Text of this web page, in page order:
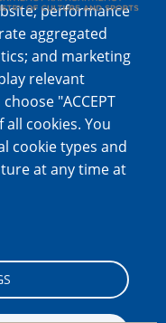
performance
aggregated
and marketing
relevant
"ACCEPT
all cookies. You
cookie types and
at any time at